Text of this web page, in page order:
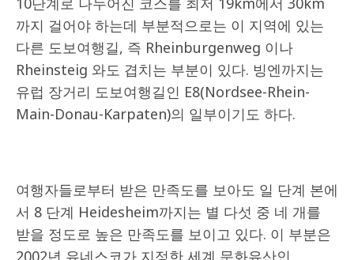
까지 걸어야 하는데 부분적으로는 이 지역에 있는
다른 도보여행길, 즉 Rheinburgenweg 이나
Rheinsteig 와도 겹치는 부분이 있다. 빙엔까지는
유럽 장거리 도보여행길인 E8(Nordsee-Rhein-
Main-Donau-Karpaten)의 일부이기도 하다.
여행자들로부터 받은 만족도를 보아도 일 단계 본에
서 8 단계 Heidesheim까지는 별 다섯 중 네 개를
받을 정도로 높은 만족도를 보이고 있다. 이 부분은